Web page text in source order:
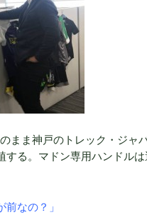
まま神戸のトレック・ジャ
る。マドン専用ハンドル
前なの？」